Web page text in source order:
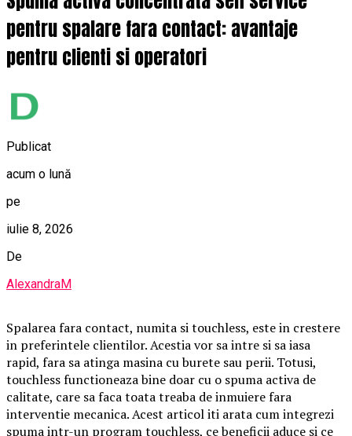
pentru spalare fara contact: avantaje
pentru clienti si operatori
Publicat
acum o lună
pe
iulie 8, 2026
De
AlexandraM
Spalarea fara contact, numita si touchless, este in crestere
in preferintele clientilor. Acestia vor sa intre si sa iasa
rapid, fara sa atinga masina cu burete sau perii. Totusi,
touchless functioneaza bine doar cu o spuma activa de
calitate, care sa faca toata treaba de inmuiere fara
interventie mecanica. Acest articol iti arata cum integrezi
spuma intr-un program touchless, ce beneficii aduce si ce